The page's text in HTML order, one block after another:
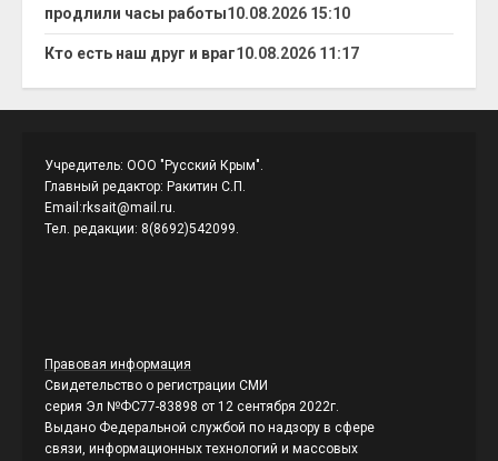
продлили часы работы10.08.2026 15:10
Кто есть наш друг и враг10.08.2026 11:17
Учредитель: ООО "Русский Крым".
Главный редактор: Ракитин С.П.
Email:rksait@mail.ru.
Тел. редакции: 8(8692)542099.
Правовая информация
Свидетельство о регистрации СМИ
серия Эл №ФС77-83898 от 12 сентября 2022г.
Выдано Федеральной службой по надзору в сфере
связи, информационных технологий и массовых